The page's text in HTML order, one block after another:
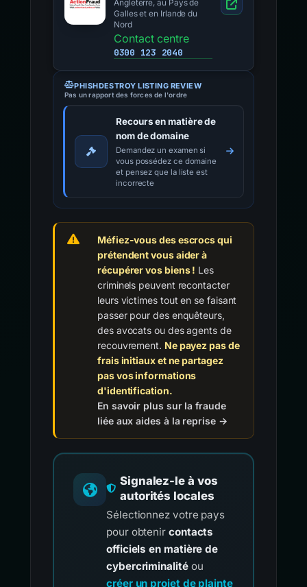
Angleterre, au Pays de
Galles et en Irlande du
Nord
Contact centre
0300 123 2040
PHISHDESTROY LISTING REVIEW
Pas un rapport des forces de l'ordre
Recours en matière de
nom de domaine
Demandez un examen si
vous possédez ce domaine
et pensez que la liste est
incorrecte
Méfiez-vous des escrocs qui
prétendent vous aider à
récupérer vos biens ! Les
criminels peuvent recontacter
leurs victimes tout en se faisant
passer pour des enquêteurs,
des avocats ou des agents de
recouvrement. Ne payez pas de
frais initiaux et ne partagez
pas vos informations
d'identification.
En savoir plus sur la fraude
liée aux aides à la reprise →
Signalez-le à vos
autorités locales
Sélectionnez votre pays
pour obtenir contacts
officiels en matière de
cybercriminalitéou
créer un projet de plainte